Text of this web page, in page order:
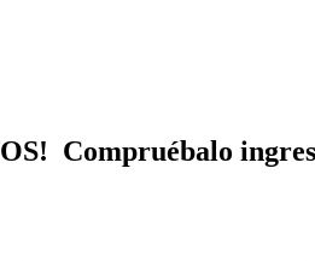
Compruébalo